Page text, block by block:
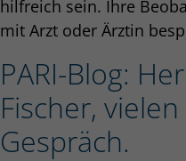
hilfreich sein. Ihre
mit Arzt oder Ärztin
PARI-Blog:
Fischer,
Gespräch.